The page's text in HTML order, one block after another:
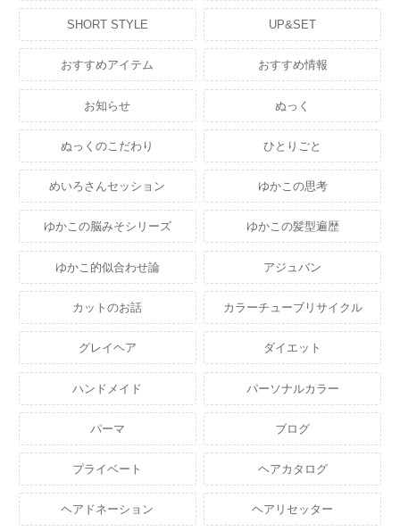
SHORT STYLE UP&SET
おすすめアイテム おすすめ情報
お知らせ ぬっく
ぬっくのこだわり ひとりごと
めいろさんセッション ゆかこの思考
ゆかこの脳みそシリーズ ゆかこの髪型遍歴
ゆかこ的似合わせ論 アジュバン
カットのお話 カラーチューブリサイクル
グレイヘア ダイエット
ハンドメイド パーソナルカラー
パーマ ブログ
プライベート ヘアカタログ
ヘアドネーション ヘアリセッター